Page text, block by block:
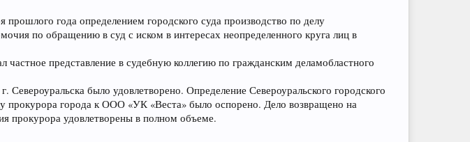
года определением городского суда производство по делу
по обращению в суд с иском в интересах неопределенного круга лиц в
частное представление в судебную коллегию по гражданским деламобластного
Североуральска было удовлетворено. Определение Североуральского городского
прокурора города к ООО «УК «Веста» было оспорено. Дело возвращено на
прокурора удовлетворены в полном объеме.